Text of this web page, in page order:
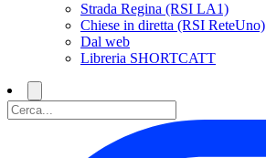
Strada Regina (RSI LA1)
Chiese in diretta (RSI ReteUno)
Dal web
Libreria SHORTCATT